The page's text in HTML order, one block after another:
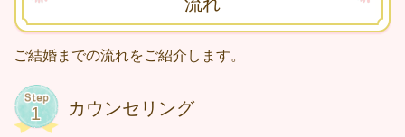
ご結婚までの流れをご紹介します。
カウンセリング